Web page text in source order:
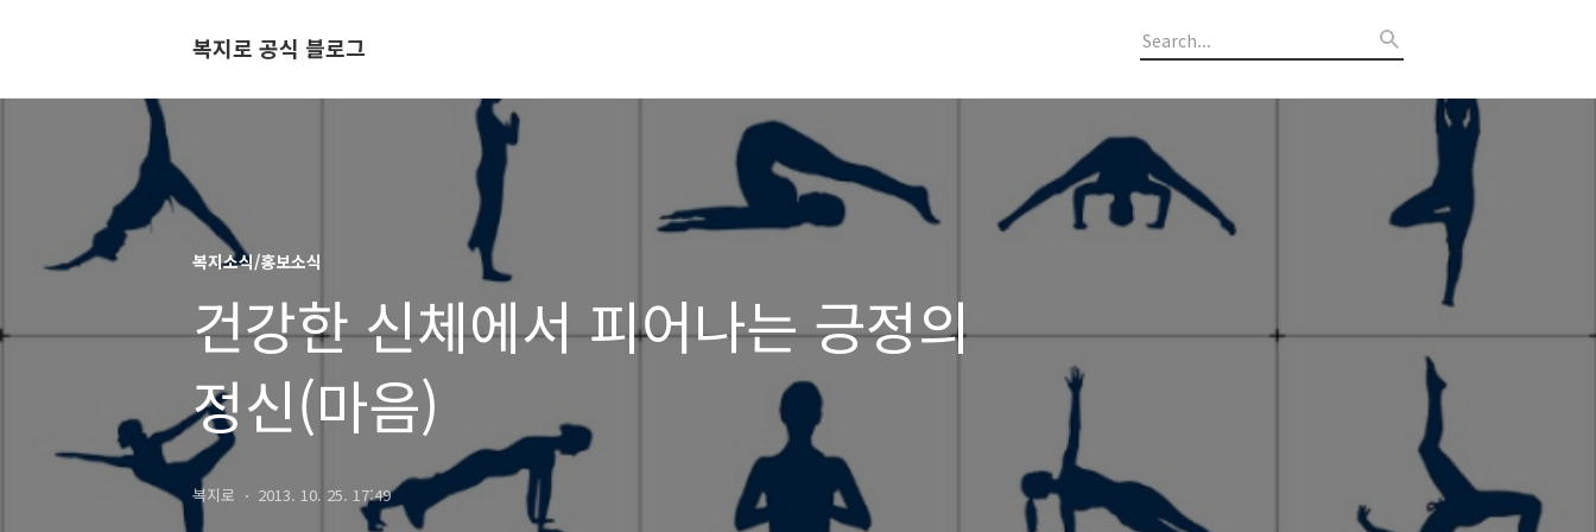
복지로 공식 블로그
복지소식/홍보소식
건강한 신체에서 피어나는 긍정의
정신(마음)
복지로 2013. 10. 25. 17:49